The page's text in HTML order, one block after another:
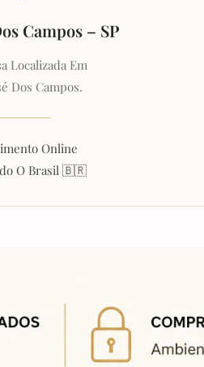
Campos – SP
Localizada Em
Dos Campos.
Online
O Brasil 🇧🇷